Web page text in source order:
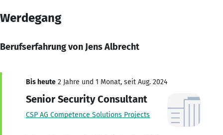
Werdegang
Berufserfahrung von Jens Albrecht
Bis heute 2 Jahre und 1 Monat, seit Aug. 2024
Senior Security Consultant
CSP AG Competence Solutions Projects